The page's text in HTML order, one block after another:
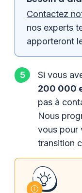
Contactez
nos experts
apporteront
Si vous
200 000
pas à
Nous
vous pour
transition